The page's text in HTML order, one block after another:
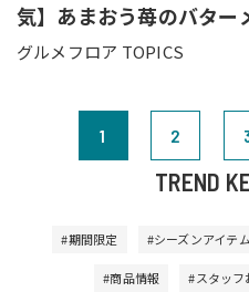
気】あまおう苺のバター
グルメフロア TOPICS
1 2
TREND
#期間限定 #シーズンアイテム
#商品情報 #スタッフ